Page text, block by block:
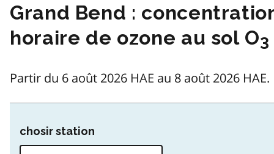
Grand Bend :
horaire de ozone au sol O3
Partir du 6 août 2026 HAE au 8 août 2026 HAE.